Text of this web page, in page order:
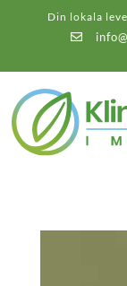
Din lokala